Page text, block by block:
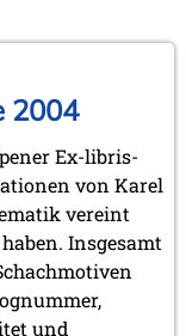
2004
Ex-libris-
von Karel
vereint
Insgesamt
und